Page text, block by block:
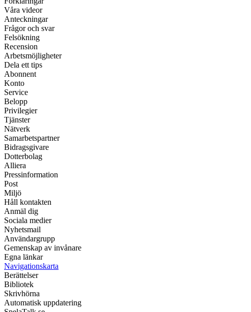
Våra videor
Anteckningar
Frågor och svar
Felsökning
Recension
Arbetsmöjligheter
Dela ett tips
Abonnent
Konto
Service
Belopp
Privilegier
Tjänster
Nätverk
Samarbetspartner
Bidragsgivare
Dotterbolag
Alliera
Pressinformation
Post
Miljö
Håll kontakten
Anmäl dig
Sociala medier
Nyhetsmail
Användargrupp
Gemenskap av invånare
Egna länkar
Navigationskarta
Berättelser
Bibliotek
Skrivhörna
Automatisk uppdatering